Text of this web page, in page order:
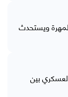
ويستحدث
بين